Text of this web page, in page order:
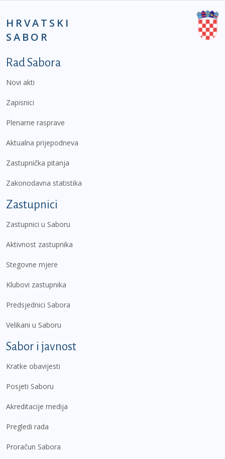
HRVATSKI
SABOR
Podnožje prvi izbornik
Rad Sabora
Novi akti
Zapisnici
Plenarne rasprave
Aktualna prijepodneva
Zastupnička pitanja
Zakonodavna statistika
Zastupnici
Zastupnici u Saboru
Aktivnost zastupnika
Stegovne mjere
Klubovi zastupnika
Predsjednici Sabora
Velikani u Saboru
Sabor i javnost
Kratke obavijesti
Posjeti Saboru
Akreditacije medija
Pregledi rada
Proračun Sabora